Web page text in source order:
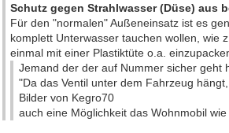
Schutz gegen Strahlwasser (Düse) aus
Für den "normalen" Außeneinsatz ist es
komplett Unterwasser tauchen wollen, wie
einmal mit einer Plastiktüte o.a.
Jemand der der auf Nummer sicher geht
"Da das Ventil unter dem Fahrzeug
Bilder von Kegro70
auch eine Möglichkeit das Wohnmobil